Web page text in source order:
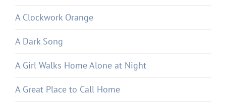
A Clockwork Orange
A Dark Song
A Girl Walks Home Alone at Night
A Great Place to Call Home